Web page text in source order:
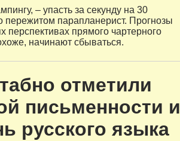
– упасть за секунду на 30
пережитом парапланерист. Прогнозы
прямого чартерного
начинают сбываться.
отметили
письменности и
русского языка